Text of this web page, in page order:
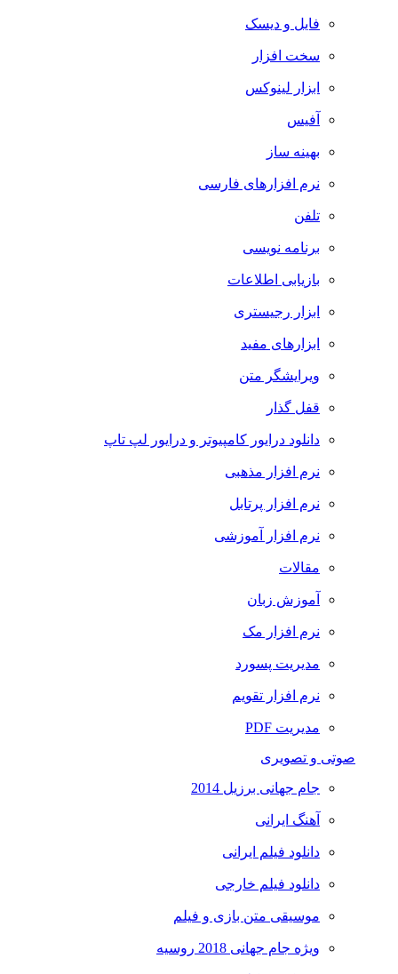
فایل و دیسک
سخت افزار
ابزار لینوکس
آفیس
بهینه ساز
نرم افزارهای فارسی
تلفن
برنامه نویسی
بازیابی اطلاعات
ابزار رجیستری
ابزارهای مفید
ویرایشگر متن
قفل گذار
دانلود درایور کامپیوتر و درایور لپ تاپ
نرم افزار مذهبی
نرم افزار پرتابل
نرم افزار آموزشی
مقالات
آموزش زبان
نرم افزار مک
مدیریت پسورد
نرم افزار تقویم
مدیریت PDF
صوتی و تصویری
جام جهانی برزیل 2014
آهنگ ایرانی
دانلود فیلم ایرانی
دانلود فیلم خارجی
موسیقی متن بازی و فیلم
ویژه جام جهانی 2018 روسیه